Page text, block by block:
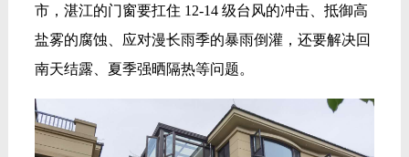
市，湛江的门窗要扛住 12-14 级台风的冲击、抵御高
盐雾的腐蚀、应对漫长雨季的暴雨倒灌，还要解决回
南天结露、夏季强晒隔热等问题。